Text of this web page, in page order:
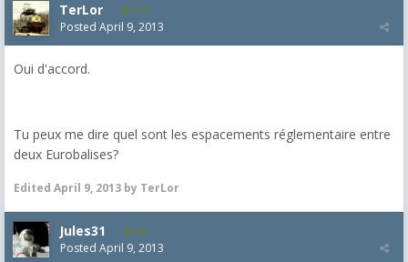
TerLor 114
Posted April 9, 2013
Oui d'accord.
Tu peux me dire quel sont les espacements réglementaire entre
deux Eurobalises?
Edited April 9, 2013 by TerLor
Jules31 44
Posted April 9, 2013